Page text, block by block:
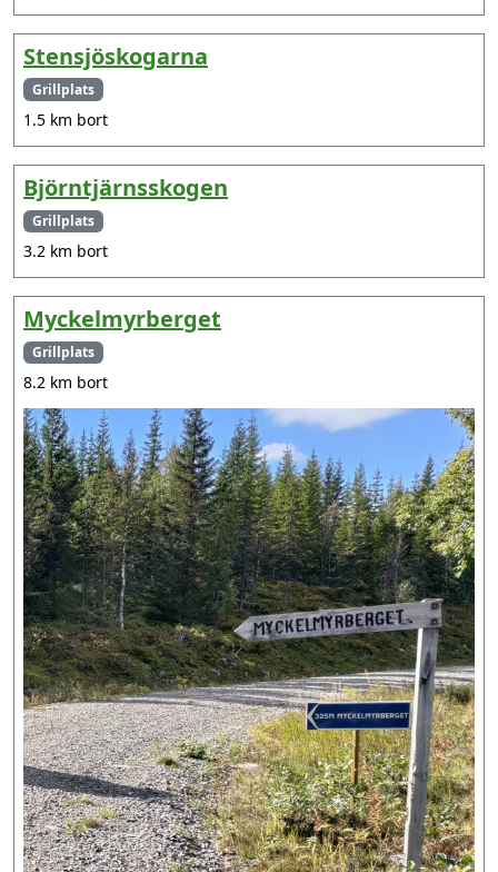
Stensjöskogarna
Grillplats
1.5 km bort
Björntjärnsskogen
Grillplats
3.2 km bort
Myckelmyrberget
Grillplats
8.2 km bort